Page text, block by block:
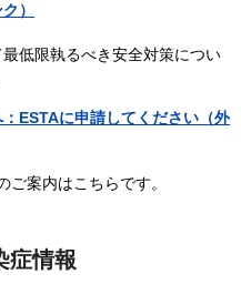
）
低限執るべき安全対策につい
ESTAに申請してください（外
ご案内はこちらです。
症情報